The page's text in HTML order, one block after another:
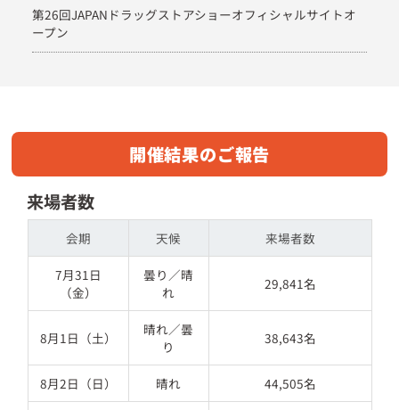
第26回JAPANドラッグストアショーオフィシャルサイトオ
ープン
開催結果のご報告
来場者数
会期 天候 来場者数
7月31日
（金）
曇り／晴
れ
29,841名
8月1日（土）
晴れ／曇
り
38,643名
8月2日（日） 晴れ 44,505名